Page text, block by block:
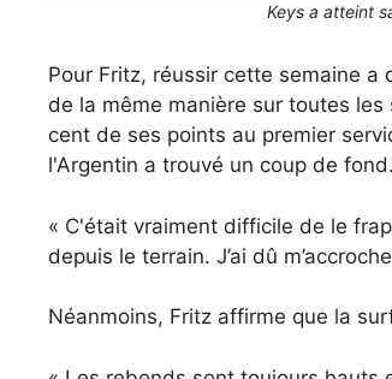
Keys a atteint
Pour Fritz, réussir cette semaine a
de la même manière sur toutes
cent de ses points au premier
l'Argentin a trouvé un coup de fond.
« C'était vraiment difficile de le
depuis le terrain. J’ai dû
Néanmoins, Fritz affirme que la